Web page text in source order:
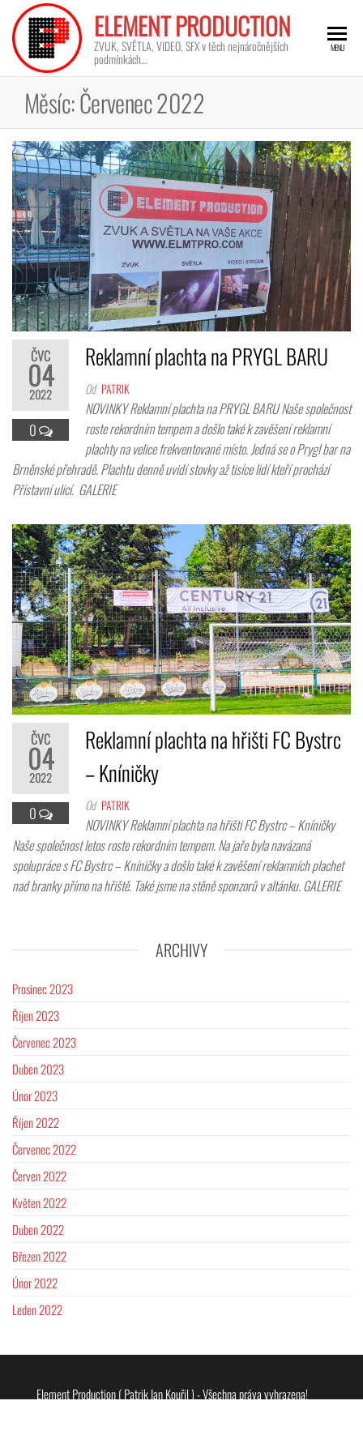
ELEMENT PRODUCTION
ZVUK, SVĚTLA, VIDEO, SFX v těch nejnáročnějších
podmínkách…
MENU
Měsíc:Červenec 2022
ČVC
04
2022
0
Reklamní plachta na PRYGL BARU
Od PATRIK
NOVINKY Reklamní plachta na PRYGL BARU Naše společnost
roste rekordním tempem a došlo také k zavěšení reklamní
plachty na velice frekventované místo. Jedná se o Prygl bar na
Brněnské přehradě. Plachtu denně uvidí stovky až tisíce lidí kteří prochází
Přístavní ulicí. GALERIE
ČVC
04
2022
0
Reklamní plachta na hřišti FC Bystrc
– Kníničky
Od PATRIK
NOVINKY Reklamní plachta na hřišti FC Bystrc – Kníničky
Naše společnost letos roste rekordním tempem. Na jaře byla navázaná
spolupráce s FC Bystrc – Kníničky a došlo také k zavěšení reklamních plachet
nad branky přímo na hřiště. Také jsme na stěně sponzorů v altánku. GALERIE
ARCHIVY
Prosinec 2023
Říjen 2023
Červenec 2023
Duben 2023
Únor 2023
Říjen 2022
Červenec 2022
Červen 2022
Květen 2022
Duben 2022
Březen 2022
Únor 2022
Leden 2022
Element Production ( Patrik Ian Kouřil ) - Všechna práva vyhrazena!